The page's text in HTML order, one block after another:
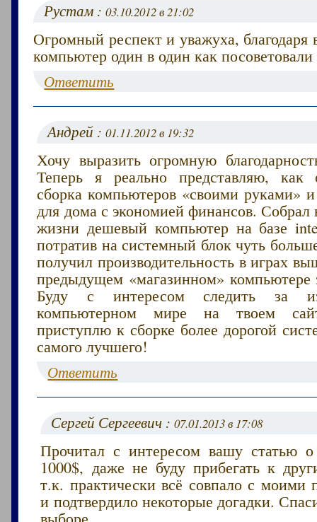
Рустам :03.10.2012 в 21:02
Огромный респект и уважуха, благодаря
компьютер один в один как
Ответить
Андрей :01.11.2012 в 19:32
Хочу выразить огромную
Теперь я реально представляю, как
сборка компьютеров «своими руками»
для дома с экономией финансов. Собрал
жизни дешевый компьютер на базе
потратив на системный блок чуть
получил производительность в играх
предыдущем «магазинном»
Буду с интересом следить за
компьютерном мире на твоем
приступлю к сборке более дорогой
самого лучшего!
Ответить
Сергей Сергеевич :07.01.2013 в 17:08
Прочитал с интересом вашу статью
1000$, даже не буду прибегать к
т.к. практически всё совпало с моими
и подтвердило некоторые догадки.